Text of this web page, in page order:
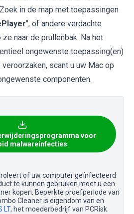
in de map met toepassingen
", of andere verdachte
naar de prullenbak. Na het
ongewenste toepassing(en)
scant u uw Mac op
componenten.
voor
malwareinfecties
of uw computer geïnfecteerd
te kunnen gebruiken moet u een
kopen. Beperkte proefperiode van
Cleaner is eigendom van en
LT, het moederbedrijf van PCRisk.